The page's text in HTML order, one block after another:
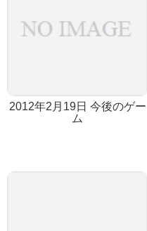
2012年2月19日 今後のゲー
ム